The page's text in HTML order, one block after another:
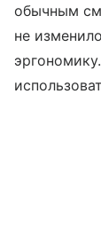
обычным
не